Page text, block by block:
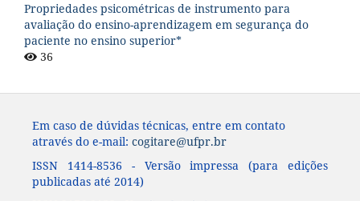
Propriedades psicométricas de instrumento para
avaliação do ensino-aprendizagem em segurança do
paciente no ensino superior*
36
Em caso de dúvidas técnicas, entre em contato
através do e-mail: cogitare@ufpr.br
ISSN 1414-8536 - Versão impressa (para edições
publicadas até 2014)